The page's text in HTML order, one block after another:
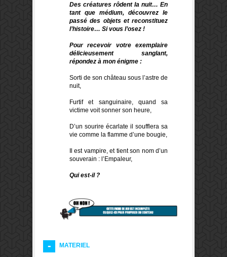
Des créatures rôdent la nuit… En
tant que médium, découvrez le
passé des objets et reconstituez
l’histoire… Si vous l’osez !
Pour recevoir votre exemplaire
délicieusement sanglant,
répondez à mon énigme :
Sorti de son château sous l’astre de
nuit,
Furtif et sanguinaire, quand sa
victime voit sonner son heure,
D’un sourire écarlate il soufflera sa
vie comme la flamme d’une bougie,
Il est vampire, et tient son nom d’un
souverain : l’Empaleur,
Qui est-il ?
MATERIEL